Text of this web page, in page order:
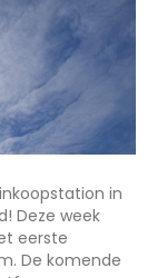
in
Deze week
eerste
De komende